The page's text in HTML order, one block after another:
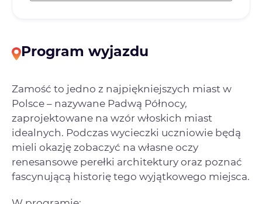
Program wyjazdu
Zamość to jedno z najpiękniejszych miast w
Polsce – nazywane Padwą Północy,
zaprojektowane na wzór włoskich miast
idealnych. Podczas wycieczki uczniowie będą
mieli okazję zobaczyć na własne oczy
renesansowe perełki architektury oraz poznać
fascynującą historię tego wyjątkowego miejsca.